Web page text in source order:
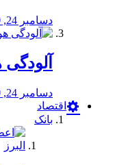
دسامبر 24, 2019
دسامبر 24, 2019
اقتصاد
بانک